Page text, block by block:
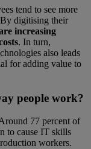
tend to see more
digitising their
increasing
. In turn,
also leads
for adding value to
people work?
77 percent of
to cause IT skills
workers.